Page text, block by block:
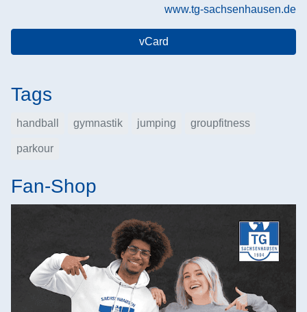
www.tg-sachsenhausen.de
vCard
Tags
handball gymnastik jumping groupfitness
parkour
Fan-Shop